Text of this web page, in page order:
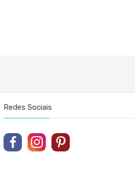
Redes Sociais